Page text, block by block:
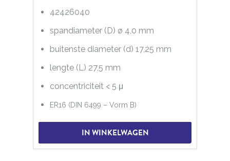
42426040
spandiameter (D) ø 4,0 mm
buitenste diameter (d) 17,25 mm
lengte (L) 27,5 mm
concentriciteit < 5 μ
ER16 (DIN 6499 – Vorm B)
IN WINKELWAGEN